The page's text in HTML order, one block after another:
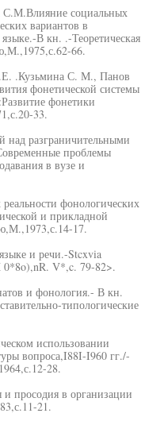
социальных
вариантов в
В кн. .-Теоретическая
66.
.Кузьмина С. М., Панов
фонетической системы
фонетики
33.
разграничительными
проблемы
в вузе и
фонологических
и прикладной
17.
и речи.-Stcxvia
0*8o),nR. V*,c. 79-82>.
и фонология.- В кн.
типологические
использовании
вопроса,I88I-I960 гг./-
28.
просодия в организации
21.